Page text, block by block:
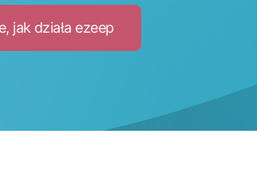
jak działa ezeep
to
działa